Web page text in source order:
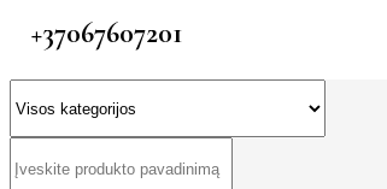
+37067607201